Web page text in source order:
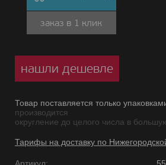
заказ в 1 клик
нашли дешевле
Товар поставляется только
производится
округление до целого числа в
Тарифы на доставку по